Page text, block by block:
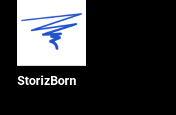
StorizBorn